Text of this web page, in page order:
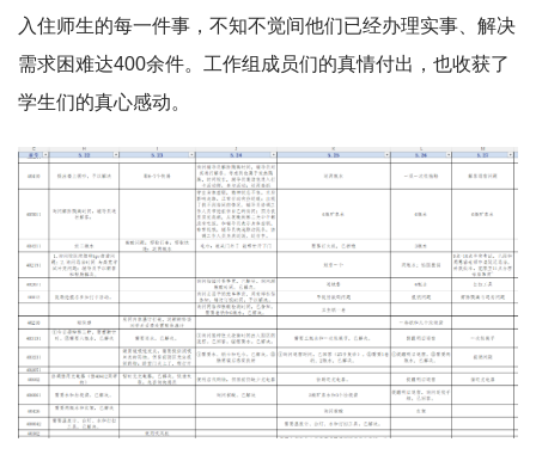
入住师生的每一件事，不知不觉间他们已经办理实事、解决
需求困难达400余件。工作组成员们的真情付出，也收获了
学生们的真心感动。